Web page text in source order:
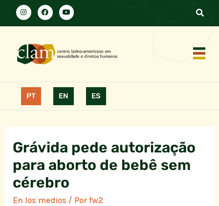
PT EN ES
Grávida pede autorização
para aborto de bebê sem
cérebro
En los medios / Porfw2